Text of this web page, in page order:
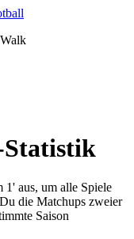
1' aus, um alle Spiele
die Matchups zweier
Saison